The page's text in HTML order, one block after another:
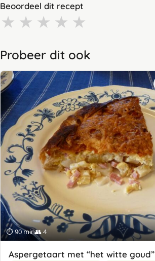
Beoordeel dit recept
★ ★ ★ ★ ★
Probeer dit ook
⏱ 90 min👥 4
Aspergetaart met “het witte goud”